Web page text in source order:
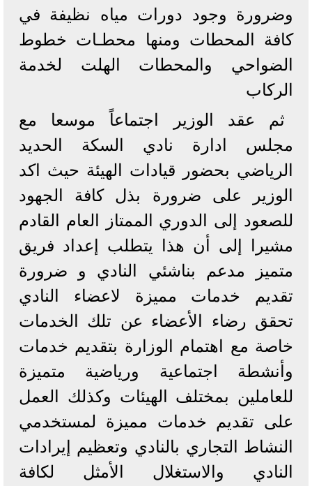
وضرورة وجود دورات مياه نظيفة في
كافة المحطات ومنها محطـات خطوط
الضواحي والمحطات الهلت لخدمة
الركاب
ثم عقد الوزير اجتماعاً موسعا مع
مجلس ادارة نادي السكة الحديد
الرياضي بحضور قيادات الهيئة حيث اكد
الوزير على ضرورة بذل كافة الجهود
للصعود إلى الدوري الممتاز العام القادم
مشيرا إلى أن هذا يتطلب إعداد فريق
متميز مدعم بناشئي النادي و ضرورة
تقديم خدمات مميزة لاعضاء النادي
تحقق رضاء الأعضاء عن تلك الخدمات
خاصة مع اهتمام الوزارة بتقديم خدمات
وأنشطة اجتماعية ورياضية متميزة
للعاملين بمختلف الهيئات وكذلك العمل
على تقديم خدمات مميزة لمستخدمي
النشاط التجاري بالنادي وتعظيم إيرادات
النادي والاستغلال الأمثل لكافة